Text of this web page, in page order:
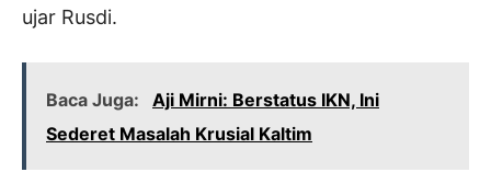
ujar Rusdi.
Baca Juga:
Aji Mirni: Berstatus IKN, Ini
Sederet Masalah Krusial Kaltim